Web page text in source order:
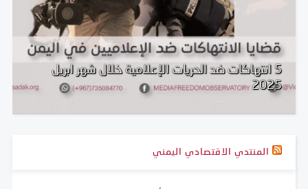
5 انتهاكات ضد الحريات الإعلامية خلال شهر ابريل
2025
المنتدي الاقتصادي اليمني